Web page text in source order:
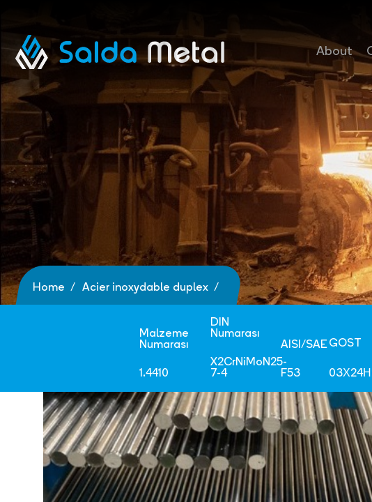
About
Home Acier inoxydable duplex
Malzeme
Numarası
1.4410
DIN
Numarası
X2CrNiMoN25-
7-4
AISI/SAE
F53
GOST